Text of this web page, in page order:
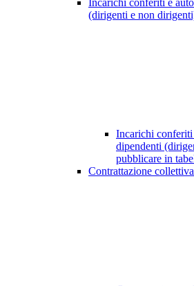
Incarichi conferiti e
(dirigenti e non
Incarichi conferiti
dipendenti
pubblicare in
Contrattazione collettiva